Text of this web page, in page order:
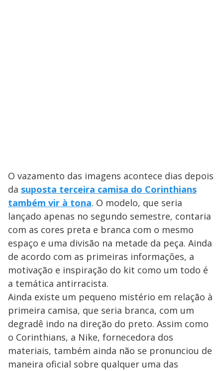
O vazamento das imagens acontece dias depois
da suposta terceira camisa do Corinthians
também vir à tona. O modelo, que seria
lançado apenas no segundo semestre, contaria
com as cores preta e branca com o mesmo
espaço e uma divisão na metade da peça. Ainda
de acordo com as primeiras informações, a
motivação e inspiração do kit como um todo é
a temática antirracista.
Ainda existe um pequeno mistério em relação à
primeira camisa, que seria branca, com um
degradê indo na direção do preto. Assim como
o Corinthians, a Nike, fornecedora dos
materiais, também ainda não se pronunciou de
maneira oficial sobre qualquer uma das